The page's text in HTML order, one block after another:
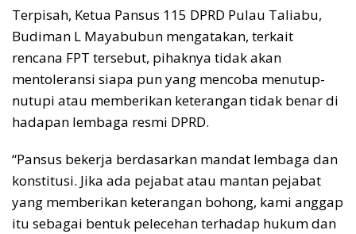
Terpisah, Ketua Pansus 115 DPRD Pulau Taliabu,
Budiman L Mayabubun mengatakan, terkait
rencana FPT tersebut, pihaknya tidak akan
mentoleransi siapa pun yang mencoba menutup-
nutupi atau memberikan keterangan tidak benar di
hadapan lembaga resmi DPRD.
“Pansus bekerja berdasarkan mandat lembaga dan
konstitusi. Jika ada pejabat atau mantan pejabat
yang memberikan keterangan bohong, kami anggap
itu sebagai bentuk pelecehan terhadap hukum dan